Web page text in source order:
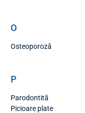
O
Osteoporoză
P
Parodontită
Picioare plate